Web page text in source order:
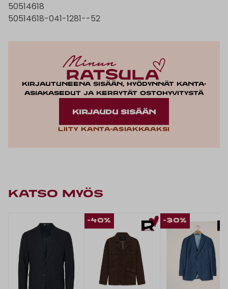
50514618
50514618-041-1281--52
Kirjautuneena sisään, hyödynnät kanta-
asiakasedut ja kerrytät ostohyvitystä
KIRJAUDU SISÄÄN
Liity kanta-asiakkaaksi
KATSO MYÖS
-40% -30%